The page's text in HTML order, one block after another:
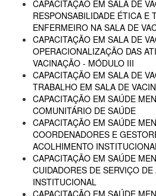
CAPACITAÇÃO EM SALA DE
RESPONSABILIDADE ÉTICA E
ENFERMEIRO NA SALA DE
CAPACITAÇÃO EM SALA DE
OPERACIONALIZAÇÃO DAS
VACINAÇÃO - MÓDULO III
CAPACITAÇÃO EM SALA DE
TRABALHO EM SALA DE
CAPACITAÇÃO EM SAÚDE
COMUNITÁRIO DE SAÚDE
CAPACITAÇÃO EM SAÚDE
COORDENADORES E
ACOLHIMENTO
CAPACITAÇÃO EM SAÚDE
CUIDADORES DE SERVIÇO
INSTITUCIONAL
CAPACITAÇÃO EM SAÚDE